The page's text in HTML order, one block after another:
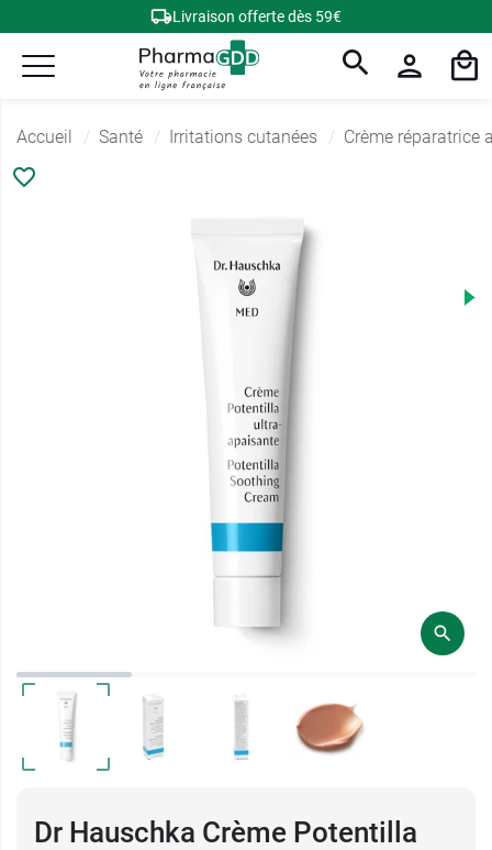
Livraison offerte dès 59€
Accueil Santé Irritations cutanées Crème réparatrice
Dr Hauschka Crème Potentilla